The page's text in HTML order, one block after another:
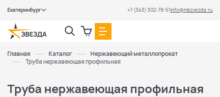
Екатеринбург +7 (343) 302-78-51info@mkzvezda.ru
Главная Каталог
Нержавеющий металлопрокат
Труба нержавеющая профильная
Труба нержавеющая профильная